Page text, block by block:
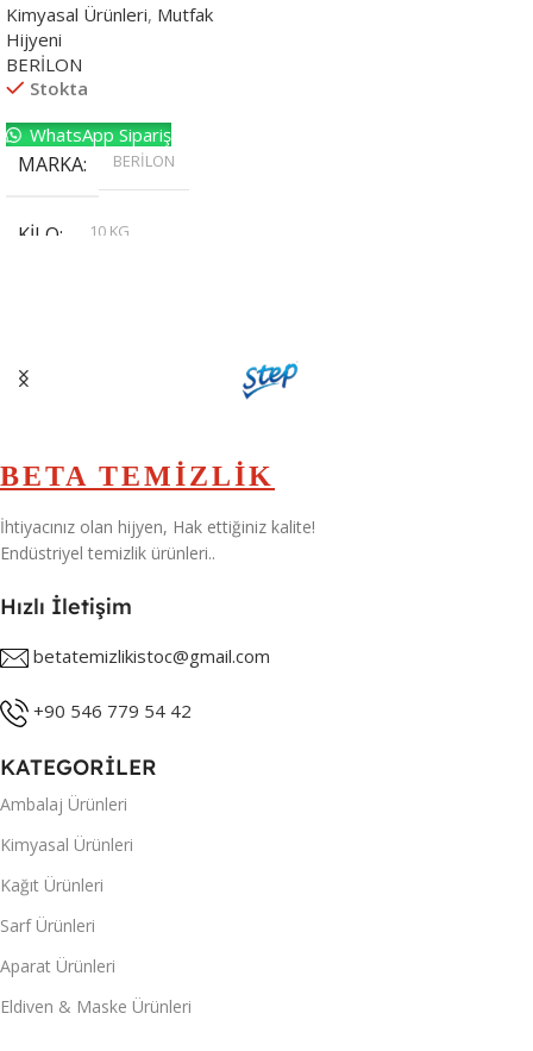
Kimyasal Ürünleri, Mutfak
Hijyeni
BERİLON
Stokta
WhatsApp Sipariş
MARKA BERİLON
KILO
10 KG
BETA TEMİZLİK
İhtiyacınız olan hijyen, Hak ettiğiniz kalite!
Endüstriyel temizlik ürünleri..
Hızlı İletişim
betatemizlikistoc@gmail.com
+90 546 779 54 42
KATEGORİLER
Ambalaj Ürünleri
Kimyasal Ürünleri
Kağıt Ürünleri
Sarf Ürünleri
Aparat Ürünleri
Eldiven & Maske Ürünleri